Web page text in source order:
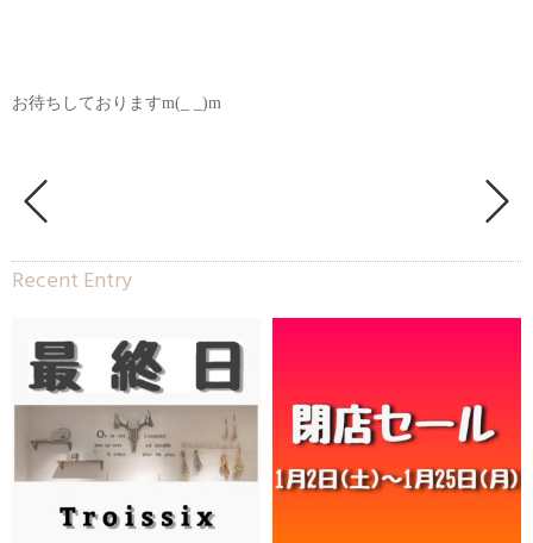
お待ちしておりますm(_ _)m
Recent Entry